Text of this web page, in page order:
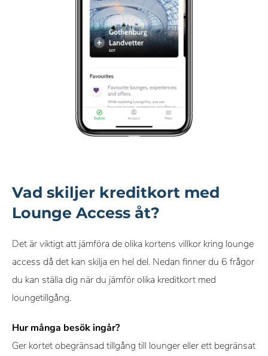
Vad skiljer kreditkort med
Lounge Access åt?
Det är viktigt att jämföra de olika kortens villkor kring lounge
access då det kan skilja en hel del. Nedan finner du 6 frågor
du kan ställa dig när du jämför olika kreditkort med
loungetillgång.
Hur många besök ingår?
Ger kortet obegränsad tillgång till lounger eller ett begränsat